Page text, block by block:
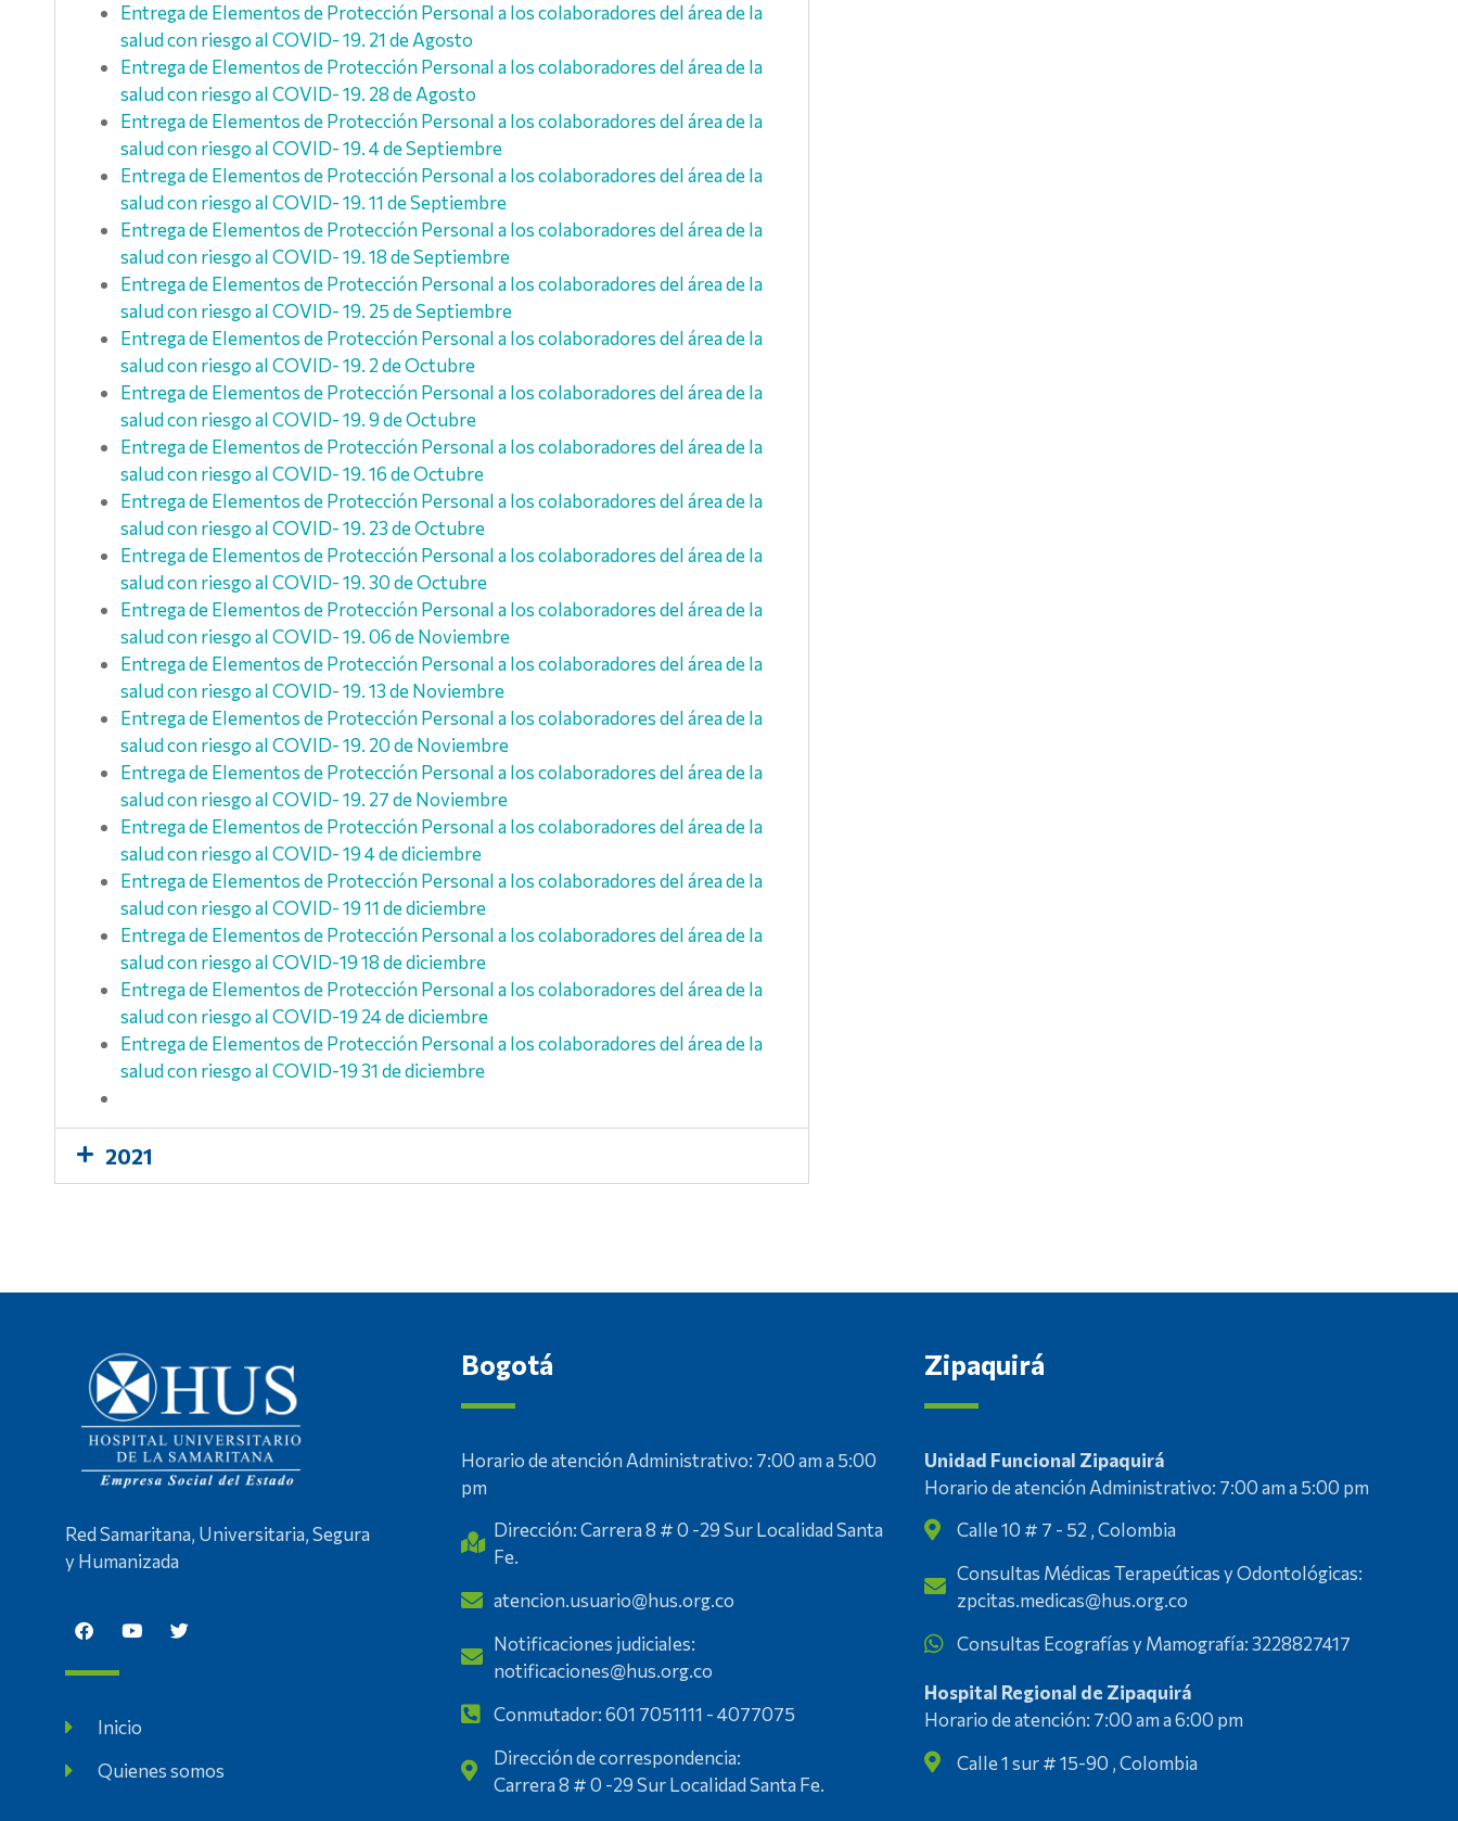
Entrega de Elementos de Protección Personal a los colaboradores del área de la
salud con riesgo al COVID- 19. 21 de Agosto
Entrega de Elementos de Protección Personal a los colaboradores del área de la
salud con riesgo al COVID- 19. 28 de Agosto
Entrega de Elementos de Protección Personal a los colaboradores del área de la
salud con riesgo al COVID- 19. 4 de Septiembre
Entrega de Elementos de Protección Personal a los colaboradores del área de la
salud con riesgo al COVID- 19. 11 de Septiembre
Entrega de Elementos de Protección Personal a los colaboradores del área de la
salud con riesgo al COVID- 19. 18 de Septiembre
Entrega de Elementos de Protección Personal a los colaboradores del área de la
salud con riesgo al COVID- 19. 25 de Septiembre
Entrega de Elementos de Protección Personal a los colaboradores del área de la
salud con riesgo al COVID- 19. 2 de Octubre
Entrega de Elementos de Protección Personal a los colaboradores del área de la
salud con riesgo al COVID- 19. 9 de Octubre
Entrega de Elementos de Protección Personal a los colaboradores del área de la
salud con riesgo al COVID- 19. 16 de Octubre
Entrega de Elementos de Protección Personal a los colaboradores del área de la
salud con riesgo al COVID- 19. 23 de Octubre
Entrega de Elementos de Protección Personal a los colaboradores del área de la
salud con riesgo al COVID- 19. 30 de Octubre
Entrega de Elementos de Protección Personal a los colaboradores del área de la
salud con riesgo al COVID- 19. 06 de Noviembre
Entrega de Elementos de Protección Personal a los colaboradores del área de la
salud con riesgo al COVID- 19. 13 de Noviembre
Entrega de Elementos de Protección Personal a los colaboradores del área de la
salud con riesgo al COVID- 19. 20 de Noviembre
Entrega de Elementos de Protección Personal a los colaboradores del área de la
salud con riesgo al COVID- 19. 27 de Noviembre
Entrega de Elementos de Protección Personal a los colaboradores del área de la
salud con riesgo al COVID- 19 4 de diciembre
Entrega de Elementos de Protección Personal a los colaboradores del área de la
salud con riesgo al COVID- 19 11 de diciembre
Entrega de Elementos de Protección Personal a los colaboradores del área de la
salud con riesgo al COVID-19 18 de diciembre
Entrega de Elementos de Protección Personal a los colaboradores del área de la
salud con riesgo al COVID-19 24 de diciembre
Entrega de Elementos de Protección Personal a los colaboradores del área de la
salud con riesgo al COVID-19 31 de diciembre
2021
Red Samaritana, Universitaria, Segura
y Humanizada
Inicio
Quienes somos
Bogotá
Horario de atención Administrativo: 7:00 am a 5:00
pm
Dirección: Carrera 8 # 0 -29 Sur Localidad Santa
Fe.
atencion.usuario@hus.org.co
Notificaciones judiciales:
notificaciones@hus.org.co
Conmutador: 601 7051111 - 4077075
Dirección de correspondencia:
Carrera 8 # 0 -29 Sur Localidad Santa Fe.
Zipaquirá
Unidad Funcional Zipaquirá
Horario de atención Administrativo: 7:00 am a 5:00 pm
Calle 10 # 7 - 52 , Colombia
Consultas Médicas Terapeúticas y Odontológicas:
zpcitas.medicas@hus.org.co
Consultas Ecografías y Mamografía: 3228827417
Hospital Regional de Zipaquirá
Horario de atención: 7:00 am a 6:00 pm
Calle 1 sur # 15-90 , Colombia